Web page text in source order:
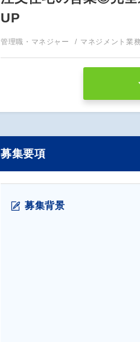
UP
管理職・マネジャー マネジメント業
募集要項
募集背景